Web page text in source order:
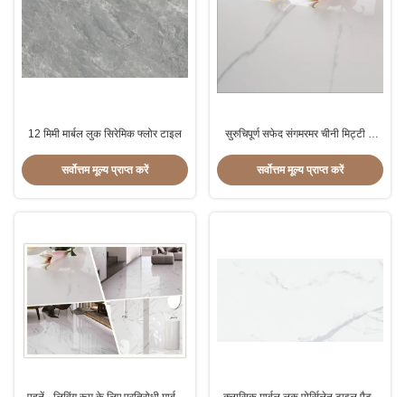
12 मिमी मार्बल लुक सिरेमिक फ्लोर टाइल
सर्वोत्तम मूल्य प्राप्त करें
सुरुचिपूर्ण सफेद संगमरमर चीनी मिट्टी के
टाइलें
सर्वोत्तम मूल्य प्राप्त करें